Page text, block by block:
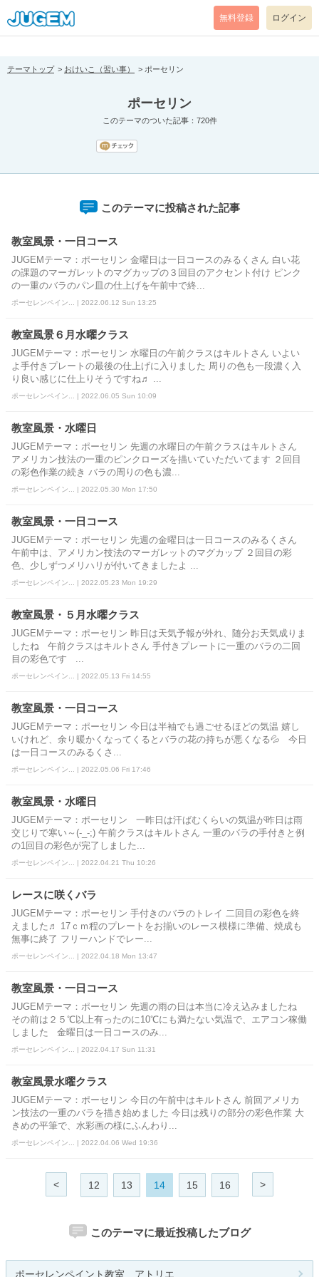
[pear_error: message="Success" code=0 mode=return level=notice
prefix="" info=""]
無料登録 ログイン
テーマトップ おけいこ（習い事） ポーセリン
ポーセリン
このテーマのついた記事：720件
このテーマに投稿された記事
教室風景・一日コース
JUGEMテーマ：ポーセリン 金曜日は一日コースのみるくさん 白い花
の課題のマーガレットのマグカップの３回目のアクセント付け ピンク
の一重のバラのパン皿の仕上げを午前中で終...
ポーセレンペイン... | 2022.06.12 Sun 13:25
教室風景６月水曜クラス
JUGEMテーマ：ポーセリン 水曜日の午前クラスはキルトさん いよい
よ手付きプレートの最後の仕上げに入りました 周りの色も一段濃く入
り良い感じに仕上りそうですね♬ ...
ポーセレンペイン... | 2022.06.05 Sun 10:09
教室風景・水曜日
JUGEMテーマ：ポーセリン 先週の水曜日の午前クラスはキルトさん
アメリカン技法の一重のピンクローズを描いていただいてます ２回目
の彩色作業の続き バラの周りの色も濃...
ポーセレンペイン... | 2022.05.30 Mon 17:50
教室風景・一日コース
JUGEMテーマ：ポーセリン 先週の金曜日は一日コースのみるくさん
午前中は、アメリカン技法のマーガレットのマグカップ ２回目の彩
色、少しずつメリハリが付いてきましたよ ...
ポーセレンペイン... | 2022.05.23 Mon 19:29
教室風景・５月水曜クラス
JUGEMテーマ：ポーセリン 昨日は天気予報が外れ、随分お天気成りま
したね 午前クラスはキルトさん 手付きプレートに一重のバラの二回
目の彩色です ...
ポーセレンペイン... | 2022.05.13 Fri 14:55
教室風景・一日コース
JUGEMテーマ：ポーセリン 今日は半袖でも過ごせるほどの気温 嬉し
いけれど、余り暖かくなってくるとバラの花の持ちが悪くなる💦 今日
は一日コースのみるくさ...
ポーセレンペイン... | 2022.05.06 Fri 17:46
教室風景・水曜日
JUGEMテーマ：ポーセリン 一昨日は汗ばむくらいの気温が昨日は雨
交じりで寒い～(-_-;) 午前クラスはキルトさん 一重のバラの手付きと例
の1回目の彩色が完了しました...
ポーセレンペイン... | 2022.04.21 Thu 10:26
レースに咲くバラ
JUGEMテーマ：ポーセリン 手付きのバラのトレイ 二回目の彩色を終
えました♬ 17ｃｍ程のプレートをお揃いのレース模様に準備、焼成も
無事に終了 フリーハンドでレー...
ポーセレンペイン... | 2022.04.18 Mon 13:47
教室風景・一日コース
JUGEMテーマ：ポーセリン 先週の雨の日は本当に冷え込みましたね
その前は２５℃以上有ったのに10℃にも満たない気温で、エアコン稼働
しました 金曜日は一日コースのみ...
ポーセレンペイン... | 2022.04.17 Sun 11:31
教室風景水曜クラス
JUGEMテーマ：ポーセリン 今日の午前中はキルトさん 前回アメリカ
ン技法の一重のバラを描き始めました 今日は残りの部分の彩色作業 大
きめの平筆で、水彩画の様にふんわり...
ポーセレンペイン... | 2022.04.06 Wed 19:36
< 12 13 14 15 16 >
このテーマに最近投稿したブログ
ポーセレンペイント教室 アトリエ...